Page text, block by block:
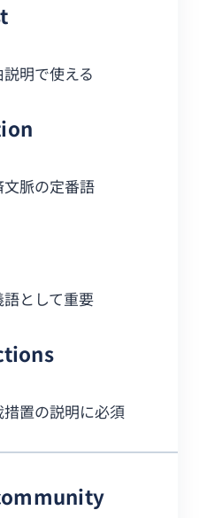
明で使える
文脈の定番語
語として重要
措置の説明に必須